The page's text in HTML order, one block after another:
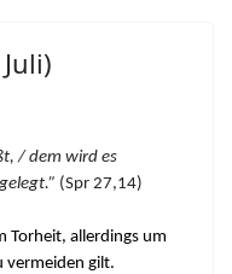
/ dem wird es
(Spr 27,14)
Torheit, allerdings um
vermeiden gilt.